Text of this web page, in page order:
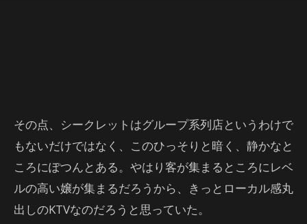
その点、シークレットはグループ系列店というわけで
もないだけではなく、このひっそりと暗く、静かなと
ころにぽつんとある。やはり客が集まるところにレベ
ルの高い嬢が集まるだろうから、きっとローカル感丸
出しのKTVなのだろうと思っていた。